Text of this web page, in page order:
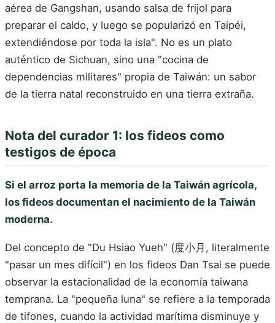
aérea de Gangshan, usando salsa de frijol para
preparar el caldo, y luego se popularizó en Taipéi,
extendiéndose por toda la isla". No es un plato
auténtico de Sichuan, sino una "cocina de
dependencias militares" propia de Taiwán: un sabor
de la tierra natal reconstruido en una tierra extraña.
Nota del curador 1: los fideos como
testigos de época
Si el arroz porta la memoria de la Taiwán agrícola,
los fideos documentan el nacimiento de la Taiwán
moderna.
Del concepto de "Du Hsiao Yueh" (度小月, literalmente
"pasar un mes difícil") en los fideos Dan Tsai se puede
observar la estacionalidad de la economía taiwana
temprana. La "pequeña luna" se refiere a la temporada
de tifones, cuando la actividad marítima disminuye y